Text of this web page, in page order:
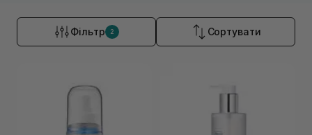
Фільтр 2 Сортувати